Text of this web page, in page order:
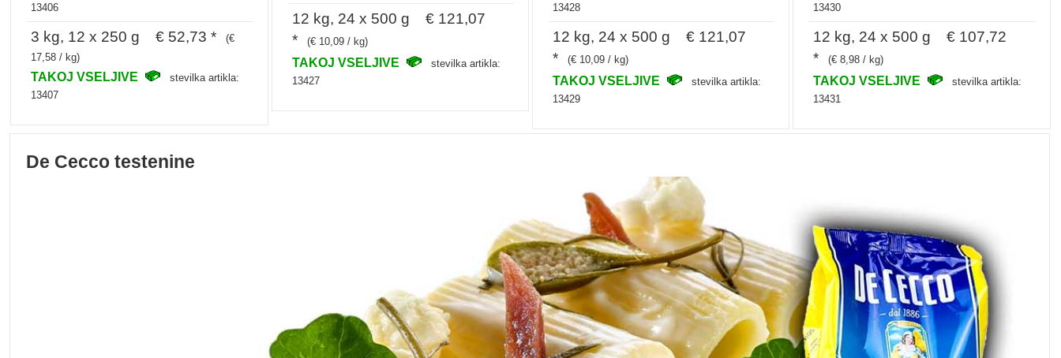
13406
3 kg, 12 x 250 g € 52,73 *
(€
17,58 / kg)
TAKOJ VSELJIVE
stevilka artikla:
13407
12 kg, 24 x 500 g € 121,07
*
(€ 10,09 / kg)
TAKOJ VSELJIVE
stevilka artikla:
13427
13428
12 kg, 24 x 500 g € 121,07
*
(€ 10,09 / kg)
TAKOJ VSELJIVE
stevilka artikla:
13429
13430
12 kg, 24 x 500 g € 107,72
*
(€ 8,98 / kg)
TAKOJ VSELJIVE
stevilka artikla:
13431
De Cecco testenine